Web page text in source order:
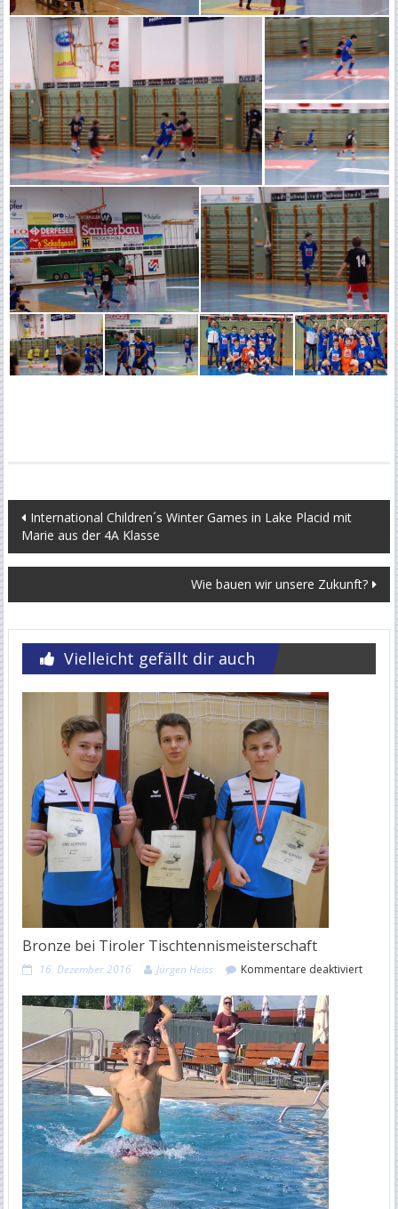
Beitragsnavigation
International Children´s Winter Games in Lake Placid mit
Marie aus der 4A Klasse
Wie bauen wir unsere Zukunft?
Vielleicht gefällt dir auch
Bronze bei Tiroler Tischtennismeisterschaft
16. Dezember 2016 Jürgen Heiss Kommentare deaktiviertfür
Bronze